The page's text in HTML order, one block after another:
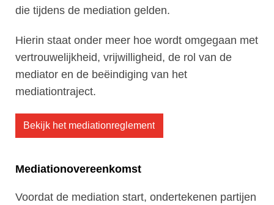
die tijdens de mediation gelden.
Hierin staat onder meer hoe wordt omgegaan met
vertrouwelijkheid, vrijwilligheid, de rol van de
mediator en de beëindiging van het
mediationtraject.
Bekijk het mediationreglement
Mediationovereenkomst
Voordat de mediation start, ondertekenen partijen